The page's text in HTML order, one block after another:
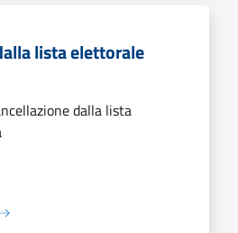
lista elettorale
dalla lista